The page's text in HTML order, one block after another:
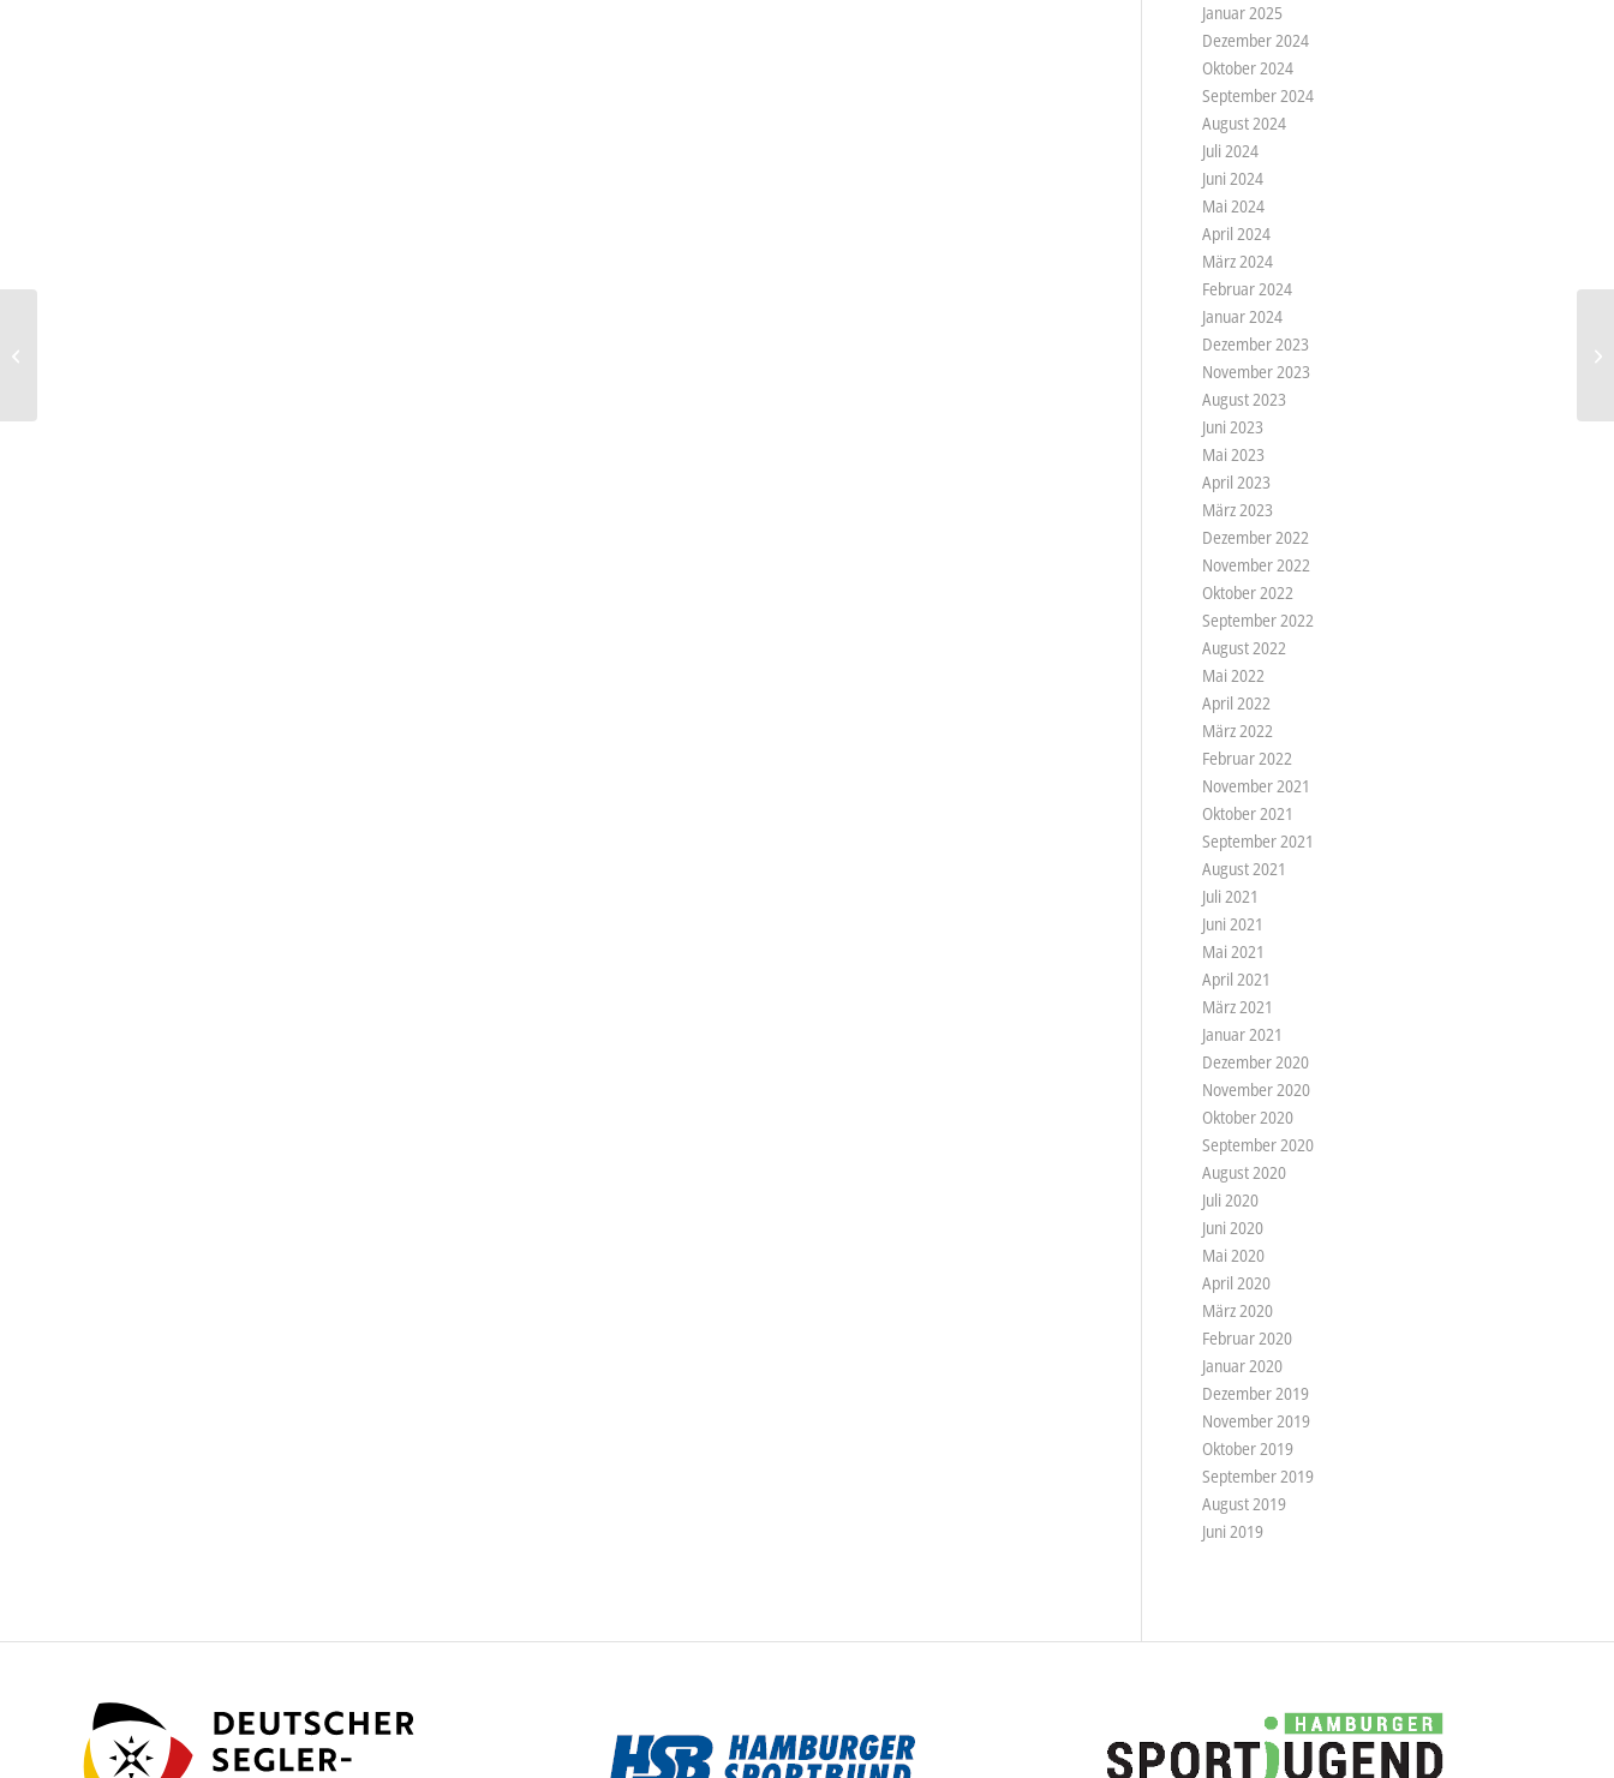
Januar 2025
Dezember 2024
Oktober 2024
September 2024
August 2024
Juli 2024
Juni 2024
Mai 2024
April 2024
März 2024
Februar 2024
Januar 2024
Dezember 2023
November 2023
August 2023
Juni 2023
Mai 2023
April 2023
März 2023
Dezember 2022
November 2022
Oktober 2022
September 2022
August 2022
Mai 2022
April 2022
März 2022
Februar 2022
November 2021
Oktober 2021
September 2021
August 2021
Juli 2021
Juni 2021
Mai 2021
April 2021
März 2021
Januar 2021
Dezember 2020
November 2020
Oktober 2020
September 2020
August 2020
Juli 2020
Juni 2020
Mai 2020
April 2020
März 2020
Februar 2020
Januar 2020
Dezember 2019
November 2019
Oktober 2019
September 2019
August 2019
Juni 2019